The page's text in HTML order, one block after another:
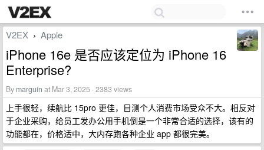
V2EX › Apple
iPhone 16e 是否应该定位为 iPhone 16
Enterprise?
By marguin at Mar 3, 2025 · 2383 views
上手很轻，续航比 15pro 更佳，目测个人消费市场受众不大。相反对
于企业采购，给员工发办公用手机倒是一个非常合适的选择，该有的
功能都在，价格适中，大内存跑各种企业 app 都很完美。